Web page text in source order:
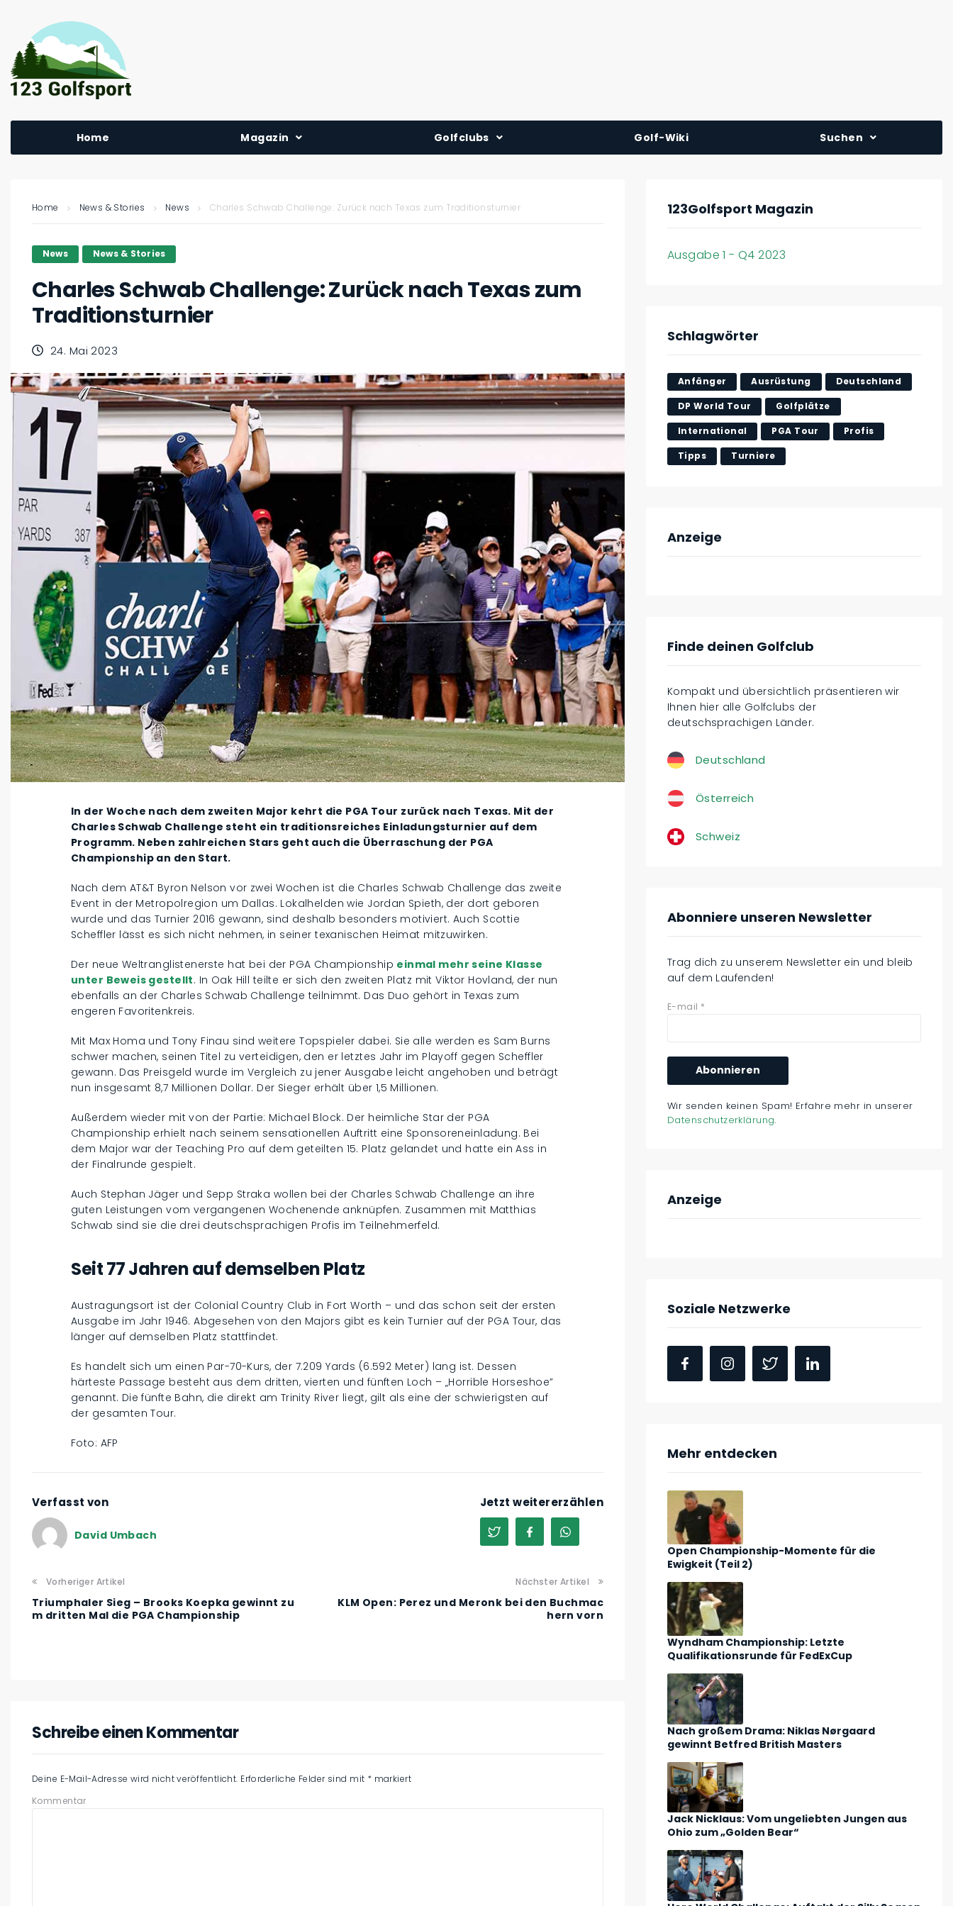
Home Magazin
Golfclubs
Golf-Wiki Suchen
Home News & Stories News Charles Schwab Challenge: Zurück nach Texas zum Traditionsturnier
News News & Stories
Charles Schwab Challenge: Zurück nach Texas zum
Traditionsturnier
24. Mai 2023
In der Woche nach dem zweiten Major kehrt die PGA Tour zurück nach Texas. Mit der
Charles Schwab Challenge steht ein traditionsreiches Einladungsturnier auf dem
Programm. Neben zahlreichen Stars geht auch die Überraschung der PGA
Championship an den Start.
Nach dem AT&T Byron Nelson vor zwei Wochen ist die Charles Schwab Challenge das zweite
Event in der Metropolregion um Dallas. Lokalhelden wie Jordan Spieth, der dort geboren
wurde und das Turnier 2016 gewann, sind deshalb besonders motiviert. Auch Scottie
Scheffler lässt es sich nicht nehmen, in seiner texanischen Heimat mitzuwirken.
Der neue Weltranglistenerste hat bei der PGA Championship einmal mehr seine Klasse
unter Beweis gestellt. In Oak Hill teilte er sich den zweiten Platz mit Viktor Hovland, der nun
ebenfalls an der Charles Schwab Challenge teilnimmt. Das Duo gehört in Texas zum
engeren Favoritenkreis.
Mit Max Homa und Tony Finau sind weitere Topspieler dabei. Sie alle werden es Sam Burns
schwer machen, seinen Titel zu verteidigen, den er letztes Jahr im Playoff gegen Scheffler
gewann. Das Preisgeld wurde im Vergleich zu jener Ausgabe leicht angehoben und beträgt
nun insgesamt 8,7 Millionen Dollar. Der Sieger erhält über 1,5 Millionen.
Außerdem wieder mit von der Partie: Michael Block. Der heimliche Star der PGA
Championship erhielt nach seinem sensationellen Auftritt eine Sponsoreneinladung. Bei
dem Major war der Teaching Pro auf dem geteilten 15. Platz gelandet und hatte ein Ass in
der Finalrunde gespielt.
Auch Stephan Jäger und Sepp Straka wollen bei der Charles Schwab Challenge an ihre
guten Leistungen vom vergangenen Wochenende anknüpfen. Zusammen mit Matthias
Schwab sind sie die drei deutschsprachigen Profis im Teilnehmerfeld.
Seit 77 Jahren auf demselben Platz
Austragungsort ist der Colonial Country Club in Fort Worth – und das schon seit der ersten
Ausgabe im Jahr 1946. Abgesehen von den Majors gibt es kein Turnier auf der PGA Tour, das
länger auf demselben Platz stattfindet.
Es handelt sich um einen Par-70-Kurs, der 7.209 Yards (6.592 Meter) lang ist. Dessen
härteste Passage besteht aus dem dritten, vierten und fünften Loch – „Horrible Horseshoe”
genannt. Die fünfte Bahn, die direkt am Trinity River liegt, gilt als eine der schwierigsten auf
der gesamten Tour.
Foto: AFP
Verfasst von
David Umbach
Jetzt weitererzählen
Vorheriger Artikel
Triumphaler Sieg – Brooks Koepka gewinnt zu
m dritten Mal die PGA Championship
Nächster Artikel
KLM Open: Perez und Meronk bei den Buchmac
hern vorn
Schreibe einen Kommentar
Deine E-Mail-Adresse wird nicht veröffentlicht. Erforderliche Felder sind mit * markiert
Kommentar
123Golfsport Magazin
Ausgabe 1 - Q4 2023
Schlagwörter
Anfänger Ausrüstung Deutschland
DP World Tour Golfplätze
International PGA Tour Profis
Tipps Turniere
Anzeige
Finde deinen Golfclub
Kompakt und übersichtlich präsentieren wir
Ihnen hier alle Golfclubs der
deutschsprachigen Länder.
Deutschland
Österreich
Schweiz
Abonniere unseren Newsletter
Trag dich zu unserem Newsletter ein und bleib
auf dem Laufenden!
E-mail *
Wir senden keinen Spam! Erfahre mehr in unserer
Datenschutzerklärung.
Anzeige
Soziale Netzwerke
Mehr entdecken
Open Championship-Momente für die
Ewigkeit (Teil 2)
Wyndham Championship: Letzte
Qualifikationsrunde für FedExCup
Nach großem Drama: Niklas Nørgaard
gewinnt Betfred British Masters
Jack Nicklaus: Vom ungeliebten Jungen aus
Ohio zum „Golden Bear“